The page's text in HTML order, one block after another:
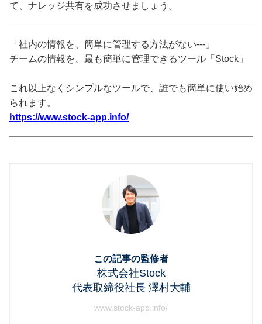
て、ナレッジ共有を成功させましょう。
「社内の情報を、簡単に管理する方法がない---」
チームの情報を、最も簡単に管理できるツール「Stock」
これ以上なくシンプルなツールで、誰でも簡単に使い始め
られます。
https://www.stock-app.info/
この記事の監修者
株式会社Stock
代表取締役社長 澤村大輔
www.stock-app.info/